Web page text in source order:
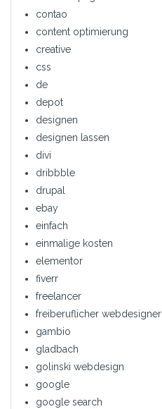
contao
content optimierung
creative
css
de
depot
designen
designen lassen
divi
dribbble
drupal
ebay
einfach
einmalige kosten
elementor
fiverr
freelancer
freiberuflicher webdesigner
gambio
gladbach
golinski webdesign
google
google search